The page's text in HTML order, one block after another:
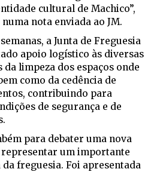
cultural de Machico”,
nota enviada ao JM.
a Junta de Freguesia
apoio logístico às diversas
limpeza dos espaços onde
como da cedência de
contribuindo para
de segurança e de
para debater uma nova
um importante
freguesia. Foi apresentada